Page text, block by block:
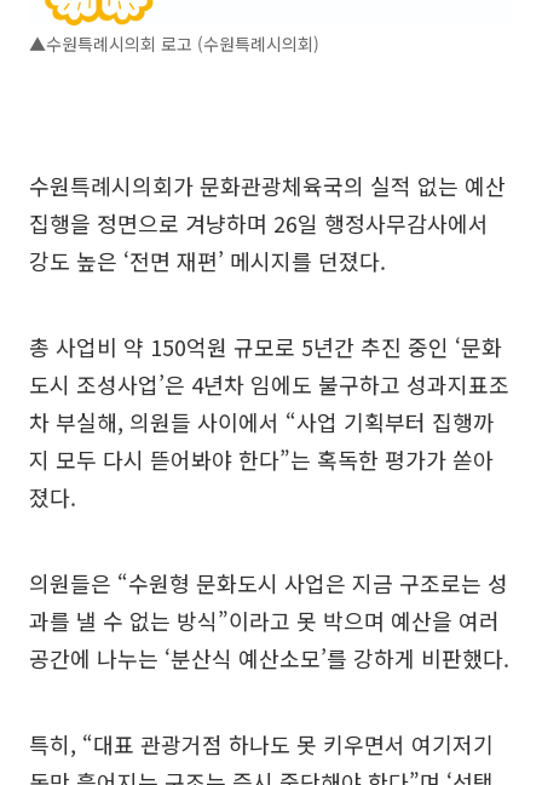
▲수원특례시의회 로고 (수원특례시의회)
수원특례시의회가 문화관광체육국의 실적 없는 예산
집행을 정면으로 겨냥하며 26일 행정사무감사에서
강도 높은 ‘전면 재편’ 메시지를 던졌다.
총 사업비 약 150억원 규모로 5년간 추진 중인 ‘문화
도시 조성사업’은 4년차 임에도 불구하고 성과지표조
차 부실해, 의원들 사이에서 “사업 기획부터 집행까
지 모두 다시 뜯어봐야 한다”는 혹독한 평가가 쏟아
졌다.
의원들은 “수원형 문화도시 사업은 지금 구조로는 성
과를 낼 수 없는 방식”이라고 못 박으며 예산을 여러
공간에 나누는 ‘분산식 예산소모’를 강하게 비판했다.
특히, “대표 관광거점 하나도 못 키우면서 여기저기